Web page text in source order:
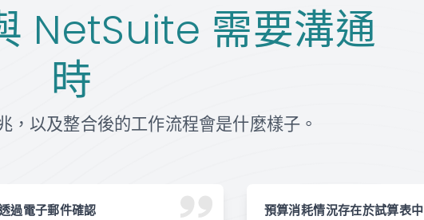
NetSuite 需要溝通
時
，以及整合後的工作流程會是什麼樣子。
過電子郵件確認 預算消耗情況存在於試算表中